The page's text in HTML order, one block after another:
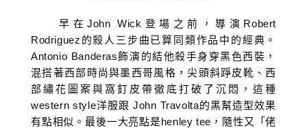
早在John Wick登場之前，導演Robert
Rodriguez的殺人三步曲已算同類作品中的經典。
Antonio Banderas飾演的結他殺手身穿黑色西裝，
混搭著西部時尚與墨西哥風格，尖頭斜踭皮靴、西
部繡花圖案與窩釘皮帶徹底打破了沉悶，這種
western style洋服跟 John Travolta的黑幫造型效果
有點相似。最後一大亮點是henley tee，隨性又「佬